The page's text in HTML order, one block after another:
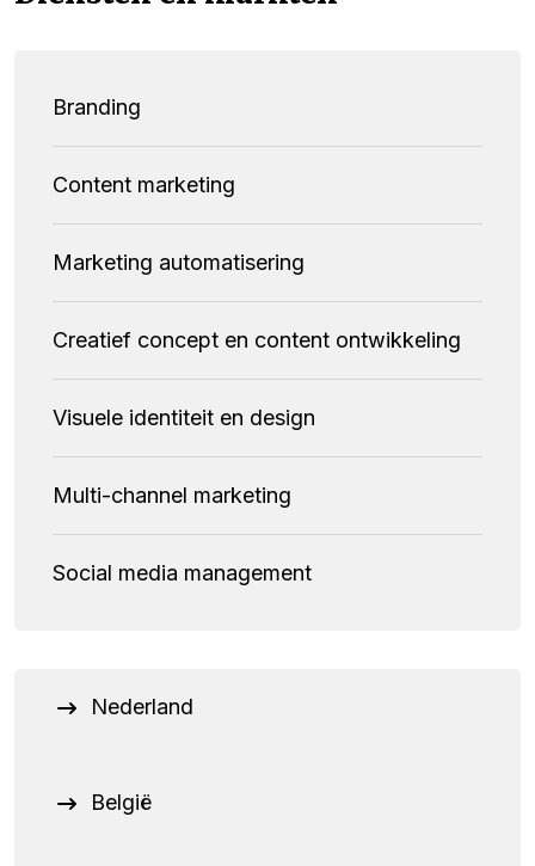
Branding
Content marketing
Marketing automatisering
Creatief concept en content ontwikkeling
Visuele identiteit en design
Multi-channel marketing
Social media management
Nederland
België